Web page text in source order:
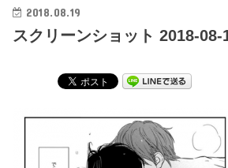
2018.08.19
スクリーンショット 2018-08-